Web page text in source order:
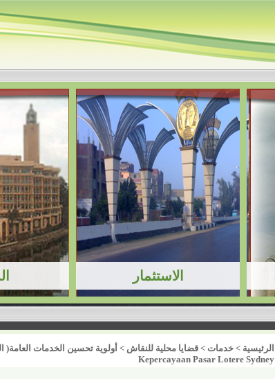
الرئيسية > خدمات > قضايا محلية للنقاش > أولوية تحسين الخدمات العامة(
Kepercayaan Pasar Lotere Sydney